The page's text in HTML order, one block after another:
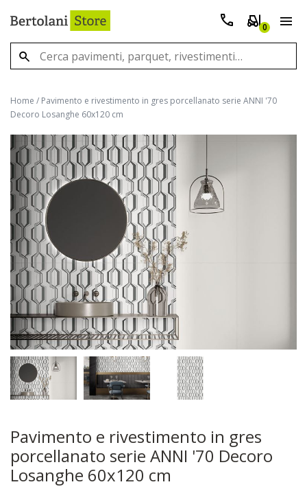
0
Home / Pavimento e rivestimento in gres porcellanato serie ANNI '70
Decoro Losanghe 60x120 cm
Pavimento e rivestimento in gres
porcellanato serie ANNI '70 Decoro
Losanghe 60x120 cm